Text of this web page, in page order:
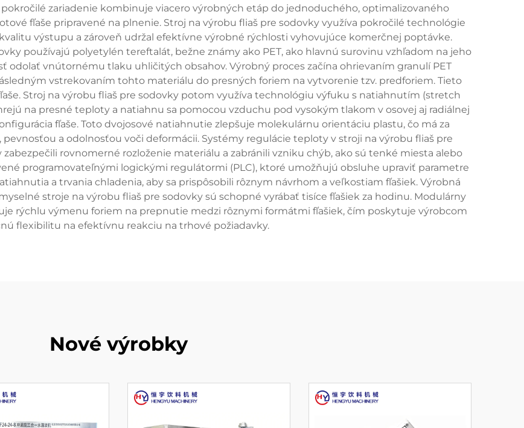
zariadenie kombinuje viacero výrobných etáp do jednoduchého, optimalizovaného
fľaše pripravené na plnenie. Stroj na výrobu fliaš pre sodovky využíva pokročilé technológie
výstupu a zároveň udržal efektívne výrobné rýchlosti vyhovujúce komerčnej poptávke.
používajú polyetylén tereftalát, bežne známy ako PET, ako hlavnú surovinu vzhľadom na jeho
odolať vnútornému tlaku uhličitých obsahov. Výrobný proces začína ohrievaním granulí PET
vstrekovaním tohto materiálu do presných foriem na vytvorenie tzv. predforiem. Tieto
Stroj na výrobu fliaš pre sodovky potom využíva technológiu výfuku s natiahnutím (stretch
na presné teploty a natiahnu sa pomocou vzduchu pod vysokým tlakom v osovej aj radiálnej
fľaše. Toto dvojosové natiahnutie zlepšuje molekulárnu orientáciu plastu, čo má za
a odolnosťou voči deformácii. Systémy regulácie teploty v stroji na výrobu fliaš pre
rovnomerné rozloženie materiálu a zabránili vzniku chýb, ako sú tenké miesta alebo
programovateľnými logickými regulátormi (PLC), ktoré umožňujú obsluhe upraviť parametre
a trvania chladenia, aby sa prispôsobili rôznym návrhom a veľkostiam fľašiek. Výrobná
stroje na výrobu fliaš pre sodovky sú schopné vyrábať tisíce fľašiek za hodinu. Modulárny
rýchlu výmenu foriem na prepnutie medzi rôznymi formátmi fľašiek, čím poskytuje výrobcom
flexibilitu na efektívnu reakciu na trhové požiadavky.
Nové výrobky